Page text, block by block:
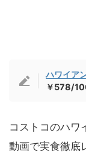
ハワイア
￥578/
コストコのハワ
動画で実食徹底